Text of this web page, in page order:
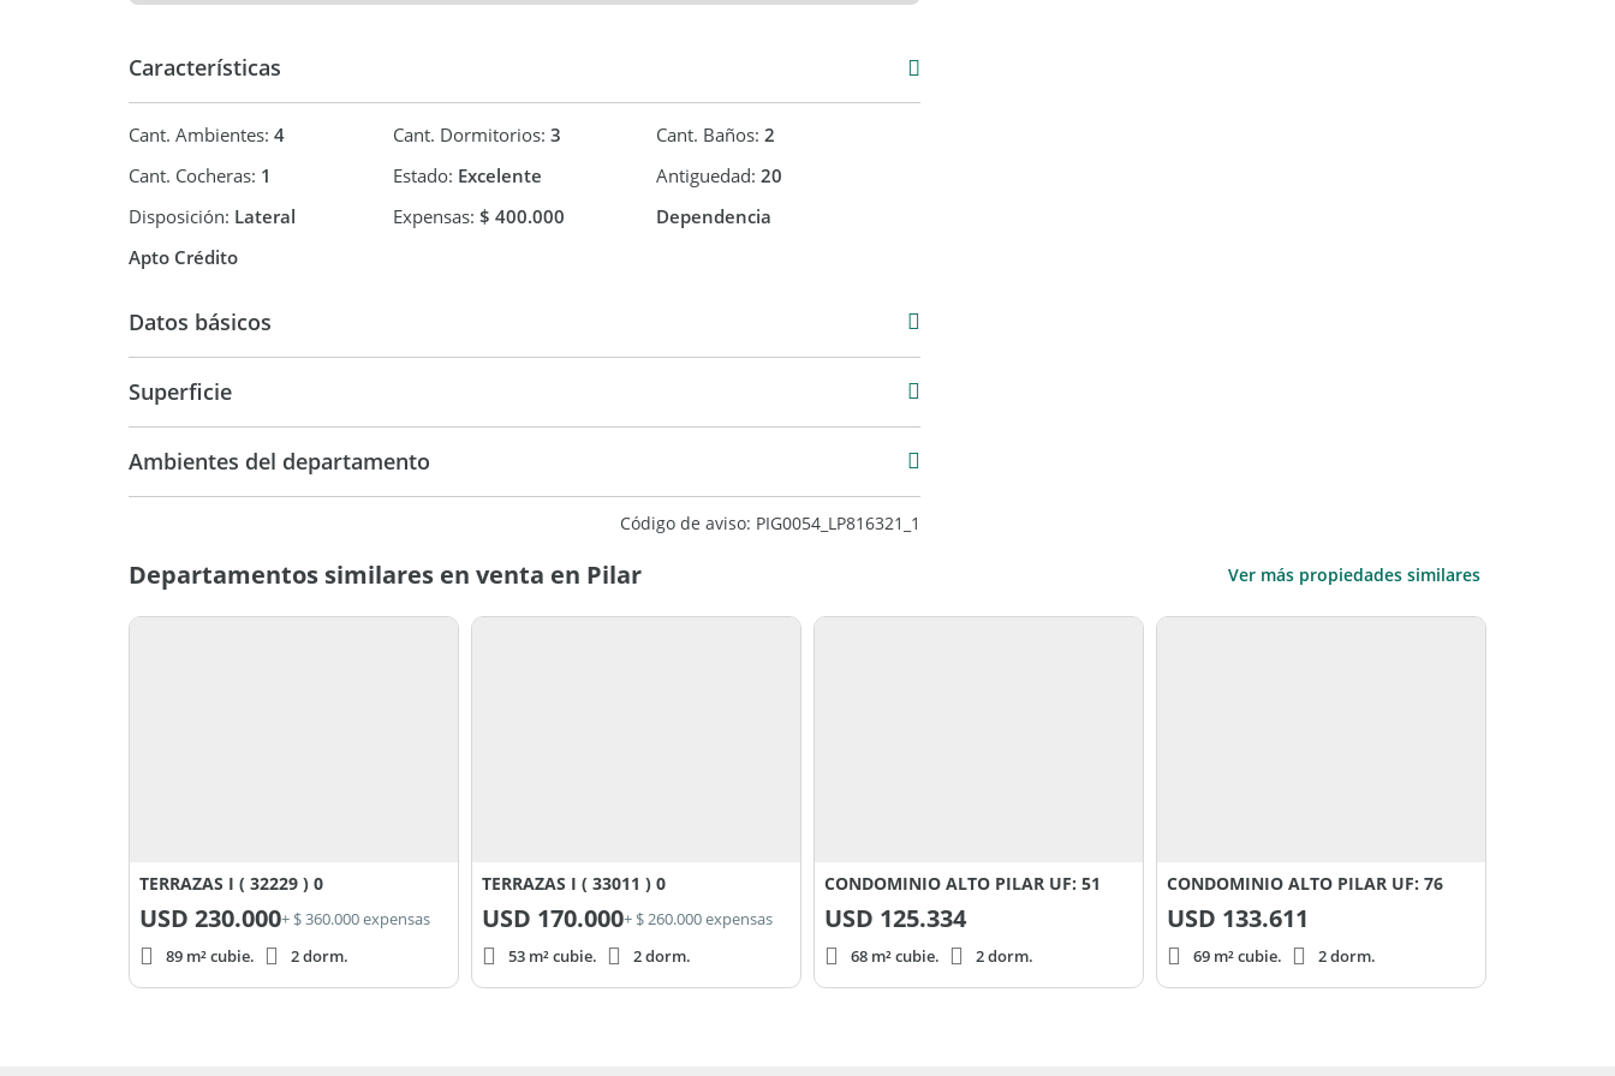
proporcionados por el propietario y pueden no estar actualizados a la hora de la visualización
facturas, títulos y planos legales del inmueble. El interesado deberá realizar las verificaciones
respectivas previamente a la realización de cualquier operación, requiriendo por sí o sus
profesionales las copias necesarias de la documentación que corresponda.. - Mat.
Características
Cant. Ambientes: 4 Cant. Dormitorios: 3 Cant. Baños:2
Cant. Cocheras: 1 Estado: Excelente Antiguedad:20
Disposición: Lateral Expensas: $ 400.000
Dependencia
Apto Crédito
Datos básicos
Superficie
Ambientes del departamento
Código de aviso: PIG0054_LP816321_1
Departamentos similares en venta en Pilar Ver más propiedades similares
TERRAZAS I ( 32229 ) 0
USD 230.000+ $ 360.000 expensas
89 m² cubie.
2 dorm.
TERRAZAS I ( 33011 ) 0
USD 170.000+ $ 260.000 expensas
53 m² cubie.
2 dorm.
CONDOMINIO ALTO PILAR UF: 51
USD 125.334
68 m² cubie. 2 dorm.
CONDOMINIO ALTO PILAR UF: 76
USD 133.611
69 m² cubie. 2 dorm.